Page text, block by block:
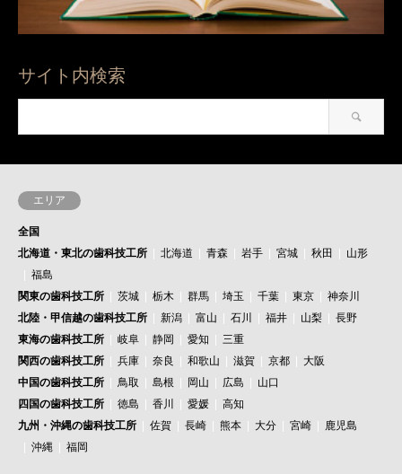
サイト内検索
エリア
全国
北海道・東北の歯科技工所
北海道 青森 岩手 宮城 秋田
山形
福島
関東の歯科技工所
茨城 栃木 群馬 埼玉 千葉 東京
神奈川
北陸・甲信越の歯科技工所
新潟 富山 石川 福井 山梨
長野
東海の歯科技工所
岐阜 静岡 愛知
三重
関西の歯科技工所
兵庫 奈良 和歌山 滋賀 京都
大阪
中国の歯科技工所
鳥取 島根 岡山 広島
山口
四国の歯科技工所
徳島 香川 愛媛
高知
九州・沖縄の歯科技工所
佐賀 長崎 熊本 大分 宮崎
鹿児島
沖縄
福岡